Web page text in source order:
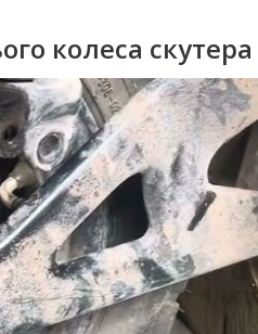
колеса скутера